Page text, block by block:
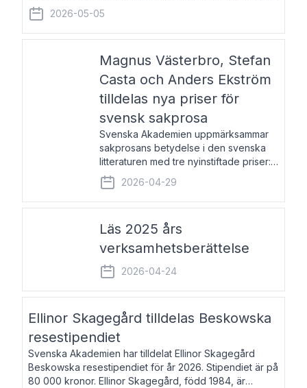
Stipendiebeloppet är 75 000 kronor per mottagare.
Anders Agebjörn, född 1984, är universitet
2026-05-05
Magnus Västerbro, Stefan
Casta och Anders Ekström
tilldelas nya priser för
svensk sakprosa
Svenska Akademien uppmärksammar
sakprosans betydelse i den svenska
litteraturen med tre nyinstiftade priser:
Svenska Akademiens pris till
framstående författare av svensk
sakprosa som i år går till Magnus
2026-04-29
Läs 2025 års
verksamhetsberättelse
2026-04-24
Ellinor Skagegård tilldelas Beskowska
resestipendiet
Svenska Akademien har tilldelat Ellinor Skagegård
Beskowska resestipendiet för år 2026. Stipendiet är på
80 000 kronor. Ellinor Skagegård, född 1984, är